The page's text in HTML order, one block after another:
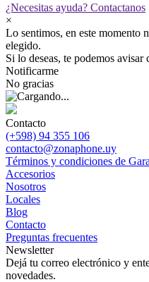
¿Necesitas ayuda? Contactanos
×
Lo sentimos, en este momento
elegido.
Si lo deseas, te podemos
Notificarme
No gracias
Contacto
(+598) 94 355 106
contacto@zonaphone.uy
Términos y condiciones de
Accesorios
Nosotros
Locales
Blog
Contacto
Preguntas frecuentes
Newsletter
Dejá tu correo electrónico y
novedades.